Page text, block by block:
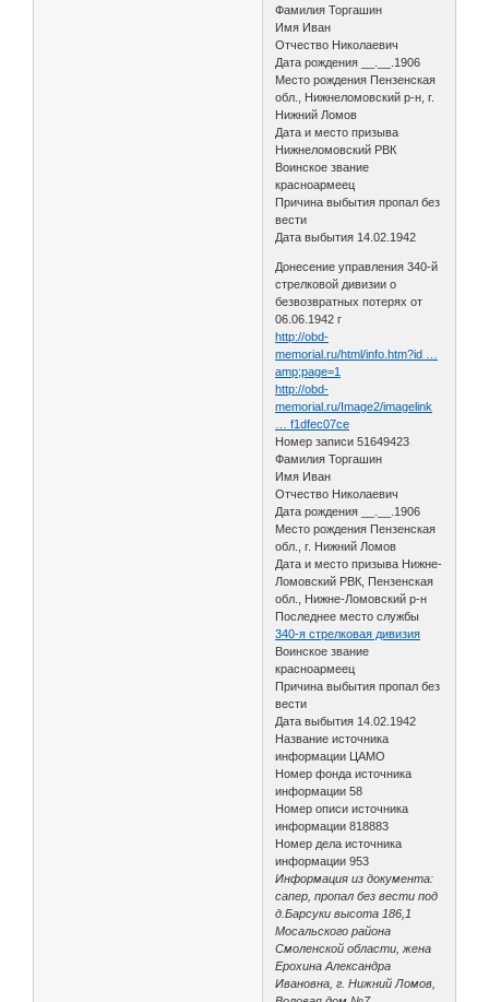
Фамилия Торгашин
Имя Иван
Отчество Николаевич
Дата рождения __.__.1906
Место рождения Пензенская
обл., Нижнеломовский р-н, г.
Нижний Ломов
Дата и место призыва
Нижнеломовский РВК
Воинское звание
красноармеец
Причина выбытия пропал без
вести
Дата выбытия 14.02.1942
Донесение управления 340-й
стрелковой дивизии о
безвозвратных потерях от
06.06.1942 г
http://obd-
memorial.ru/html/info.htm?id …
amp;page=1
http://obd-
memorial.ru/Image2/imagelink
… f1dfec07ce
Номер записи 51649423
Фамилия Торгашин
Имя Иван
Отчество Николаевич
Дата рождения __.__.1906
Место рождения Пензенская
обл., г. Нижний Ломов
Дата и место призыва Нижне-
Ломовский РВК, Пензенская
обл., Нижне-Ломовский р-н
Последнее место службы
340-я стрелковая дивизия
Воинское звание
красноармеец
Причина выбытия пропал без
вести
Дата выбытия 14.02.1942
Название источника
информации ЦАМО
Номер фонда источника
информации 58
Номер описи источника
информации 818883
Номер дела источника
информации 953
Информация из документа:
сапер, пропал без вести под
д.Барсуки высота 186,1
Мосальского района
Смоленской области, жена
Ерохина Александра
Ивановна, г. Нижний Ломов,